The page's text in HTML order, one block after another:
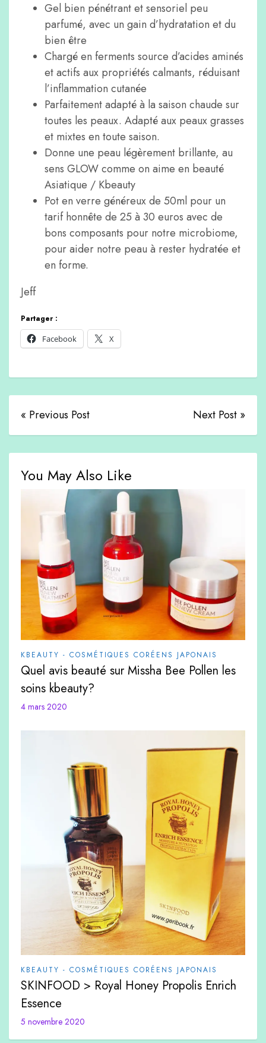
Gel bien pénétrant et sensoriel peu
parfumé, avec un gain d’hydratation et du
bien être
Chargé en ferments source d’acides aminés
et actifs aux propriétés calmants, réduisant
l’inflammation cutanée
Parfaitement adapté à la saison chaude sur
toutes les peaux. Adapté aux peaux grasses
et mixtes en toute saison.
Donne une peau légèrement brillante, au
sens GLOW comme on aime en beauté
Asiatique / Kbeauty
Pot en verre généreux de 50ml pour un
tarif honnête de 25 à 30 euros avec de
bons composants pour notre microbiome,
pour aider notre peau à rester hydratée et
en forme.
Jeff
Partager :
Facebook
X
« Previous Post Next Post »
You May Also Like
KBEAUTY - COSMÉTIQUES CORÉENS JAPONAIS
Quel avis beauté sur Missha Bee Pollen les
soins kbeauty?
4 mars 2020
KBEAUTY - COSMÉTIQUES CORÉENS JAPONAIS
SKINFOOD > Royal Honey Propolis Enrich
Essence
5 novembre 2020